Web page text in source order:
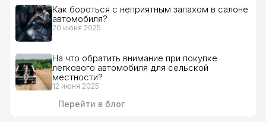
Как бороться с неприятным запахом в салоне
автомобиля?
20 июня 2025
На что обратить внимание при покупке
легкового автомобиля для сельской
местности?
12 июня 2025
Перейти в блог